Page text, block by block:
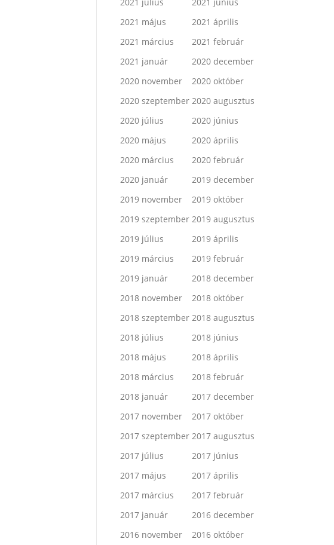
2021 július
2021 június
2021 május
2021 április
2021 március
2021 február
2021 január
2020 december
2020 november
2020 október
2020 szeptember 2020 augusztus
2020 július
2020 június
2020 május
2020 április
2020 március
2020 február
2020 január
2019 december
2019 november
2019 október
2019 szeptember 2019 augusztus
2019 július
2019 április
2019 március
2019 február
2019 január
2018 december
2018 november
2018 október
2018 szeptember 2018 augusztus
2018 július
2018 június
2018 május
2018 április
2018 március
2018 február
2018 január
2017 december
2017 november
2017 október
2017 szeptember 2017 augusztus
2017 július
2017 június
2017 május
2017 április
2017 március
2017 február
2017 január
2016 december
2016 november
2016 október